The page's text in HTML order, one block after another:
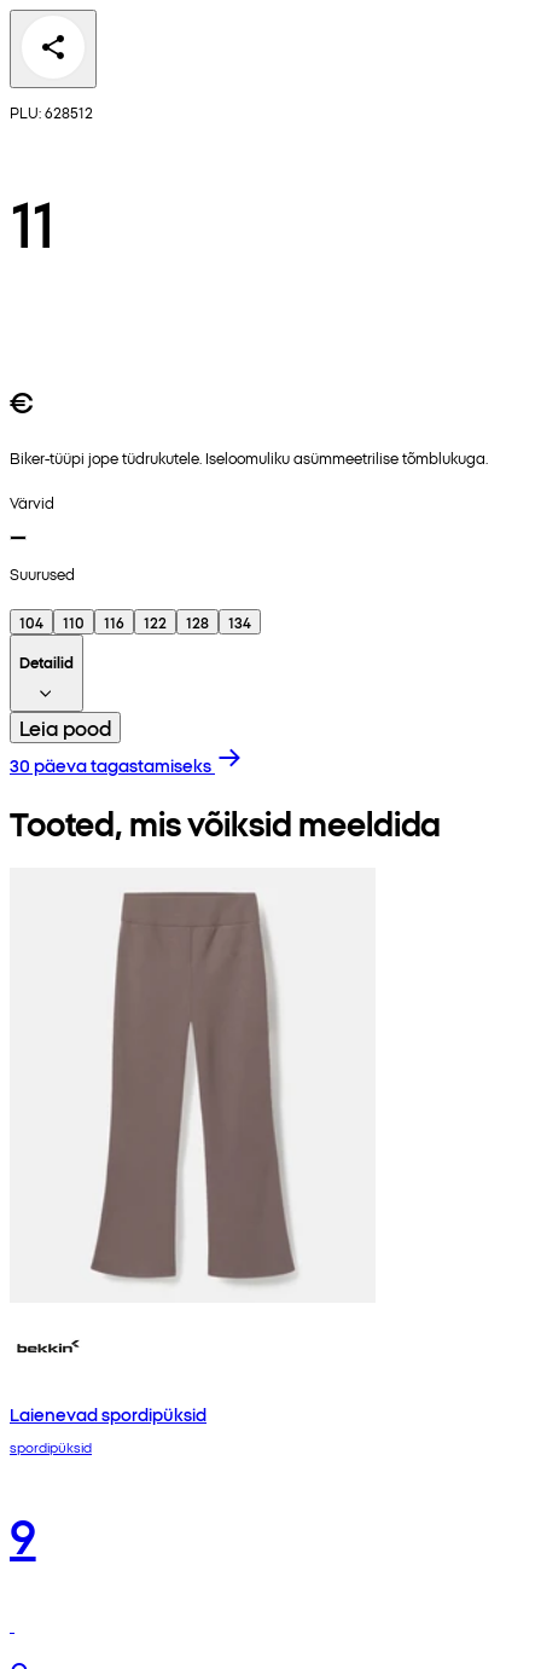
PLU: 628512
11
€
Biker-tüüpi jope tüdrukutele. Iseloomuliku asümmeetrilise tõmblukuga.
Värvid
Suurused
104 110 116 122 128
134
Detailid
Leia pood
30 päeva tagastamiseks
Tooted, mis võiksid meeldida
Laienevad spordipüksid
spordipüksid
9